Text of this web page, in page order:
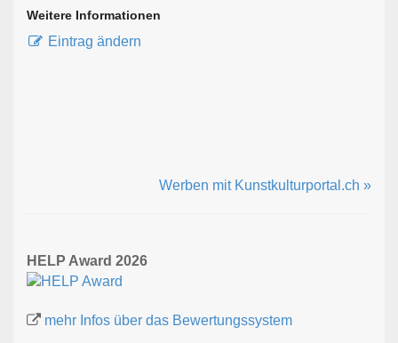
Weitere Informationen
Eintrag ändern
Werben mit Kunstkulturportal.ch »
HELP Award 2026
mehr Infos über das Bewertungssystem